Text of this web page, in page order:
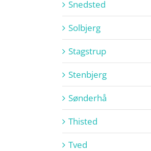
Snedsted
Solbjerg
Stagstrup
Stenbjerg
Sønderhå
Thisted
Tved